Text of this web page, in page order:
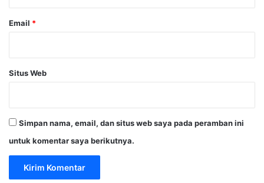
Email *
Situs Web
Simpan nama, email, dan situs web saya pada peramban ini
untuk komentar saya berikutnya.